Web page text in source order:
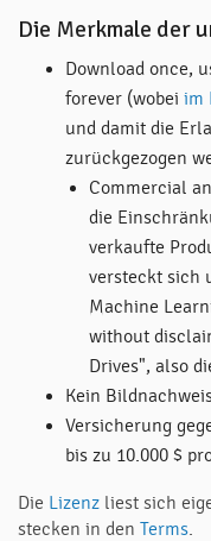
Die Merkmale der
Download once,
forever (wobei im
und damit die
zurückgezogen
Commercial
die
verkaufte
versteckt sich
Machine
without
Drives", also
Kein
Versicherung
bis zu 10.000 $
Die Lizenz liest sich
stecken in den Terms.